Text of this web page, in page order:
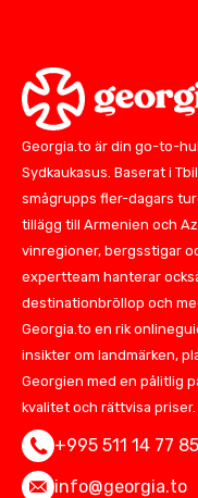
Georgia.to är din go-to-
Sydkaukasus. Baserat i
smågrupps fler-dagars
tillägg till Armenien och
vinregioner, bergsstigar
expertteam hanterar
destinationbröllop och
Georgia.to en rik
insikter om landmärken,
Georgien med en pålitlig
kvalitet och rättvisa priser.
+995 511 14 77 85
info@georgia.to